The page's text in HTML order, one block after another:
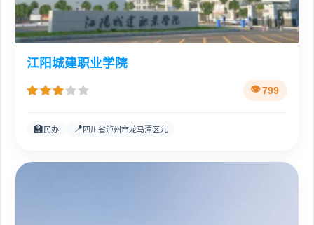
江阳城建职业学院
799
🏫 民办 📍四川省泸州市龙马潭区九